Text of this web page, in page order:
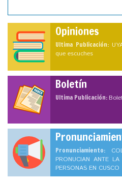
Opiniones
Ultima Publicación:
que escuches
Boletín
Ultima Publicación:
Pronunciamiento:
PRONUCIAN ANTE
PERSONAS EN CUSCO